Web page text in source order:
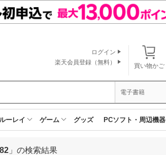
買い物かご
ログイン
楽天会員登録（無料）
電子書籍
ーレイ ゲーム グッズ PCソフト・周辺機器
」の検索結果